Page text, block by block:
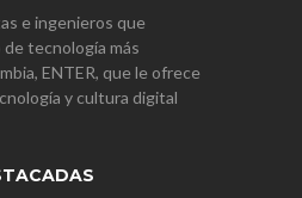
e ingenieros que
tecnología más
ENTER, que le ofrece
y cultura digital